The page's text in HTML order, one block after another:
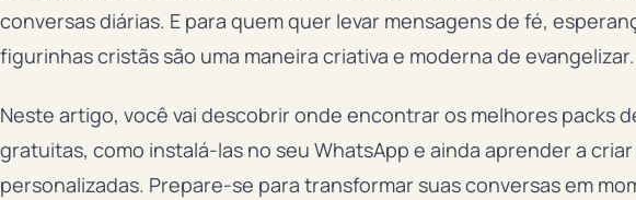
conversas diárias. E para quem quer levar mensagens de fé,
figurinhas cristãs são uma maneira criativa e moderna de
Neste artigo, você vai descobrir onde encontrar os melhores packs
gratuitas, como instalá-las no seu WhatsApp e ainda aprender a
personalizadas. Prepare-se para transformar suas conversas em